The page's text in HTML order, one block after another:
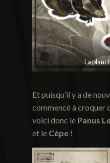
La
Et puisqu’il y a de
commencé à croquer
voici donc le Panus
et le Cèpe!